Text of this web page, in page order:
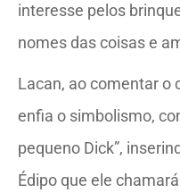
interesse pelos
nomes das coisas e
Lacan, ao comentar o
enfia o simbolismo,
pequeno Dick”,
Édipo que ele